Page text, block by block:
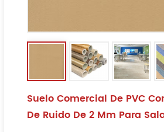
Suelo Comercial De PVC
De Ruido De 2 Mm Para